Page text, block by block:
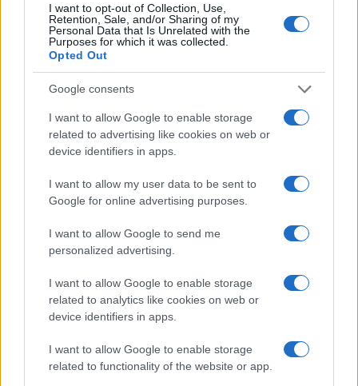
I want to opt-out of Collection, Use,
Retention, Sale, and/or Sharing of my
Personal Data that Is Unrelated with the
Purposes for which it was collected.
Opted Out
Google consents
I want to allow Google to enable storage
related to advertising like cookies on web or
device identifiers in apps.
I want to allow my user data to be sent to
Google for online advertising purposes.
I want to allow Google to send me
personalized advertising.
I want to allow Google to enable storage
related to analytics like cookies on web or
device identifiers in apps.
I want to allow Google to enable storage
related to functionality of the website or app.
Tecnica classica sci di fondo: assetto, spinta,
scivolata e frenata
SCI DI FONDO